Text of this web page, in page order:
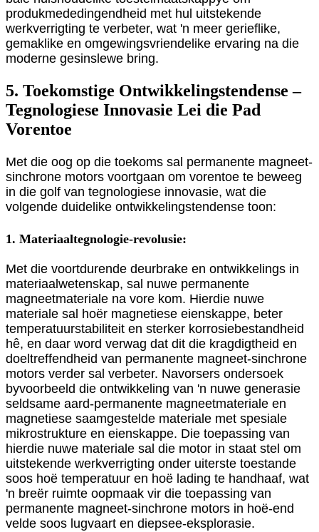
produkmededingendheid met hul uitstekende
werkverrigting te verbeter, wat 'n meer gerieflike,
gemaklike en omgewingsvriendelike ervaring na die
moderne gesinslewe bring.
5. Toekomstige Ontwikkelingstendense –
Tegnologiese Innovasie Lei die Pad
Vorentoe
Met die oog op die toekoms sal permanente magneet-
sinchrone motors voortgaan om vorentoe te beweeg
in die golf van tegnologiese innovasie, wat die
volgende duidelike ontwikkelingstendense toon:
1. Materiaaltegnologie-revolusie:
Met die voortdurende deurbrake en ontwikkelings in
materiaalwetenskap, sal nuwe permanente
magneetmateriale na vore kom. Hierdie nuwe
materiale sal hoër magnetiese eienskappe, beter
temperatuurstabiliteit en sterker korrosiebestandheid
hê, en daar word verwag dat dit die kragdigtheid en
doeltreffendheid van permanente magneet-sinchrone
motors verder sal verbeter. Navorsers ondersoek
byvoorbeeld die ontwikkeling van 'n nuwe generasie
seldsame aard-permanente magneetmateriale en
magnetiese saamgestelde materiale met spesiale
mikrostrukture en eienskappe. Die toepassing van
hierdie nuwe materiale sal die motor in staat stel om
uitstekende werkverrigting onder uiterste toestande
soos hoë temperatuur en hoë lading te handhaaf, wat
'n breër ruimte oopmaak vir die toepassing van
permanente magneet-sinchrone motors in hoë-end
velde soos lugvaart en diepsee-eksplorasie.